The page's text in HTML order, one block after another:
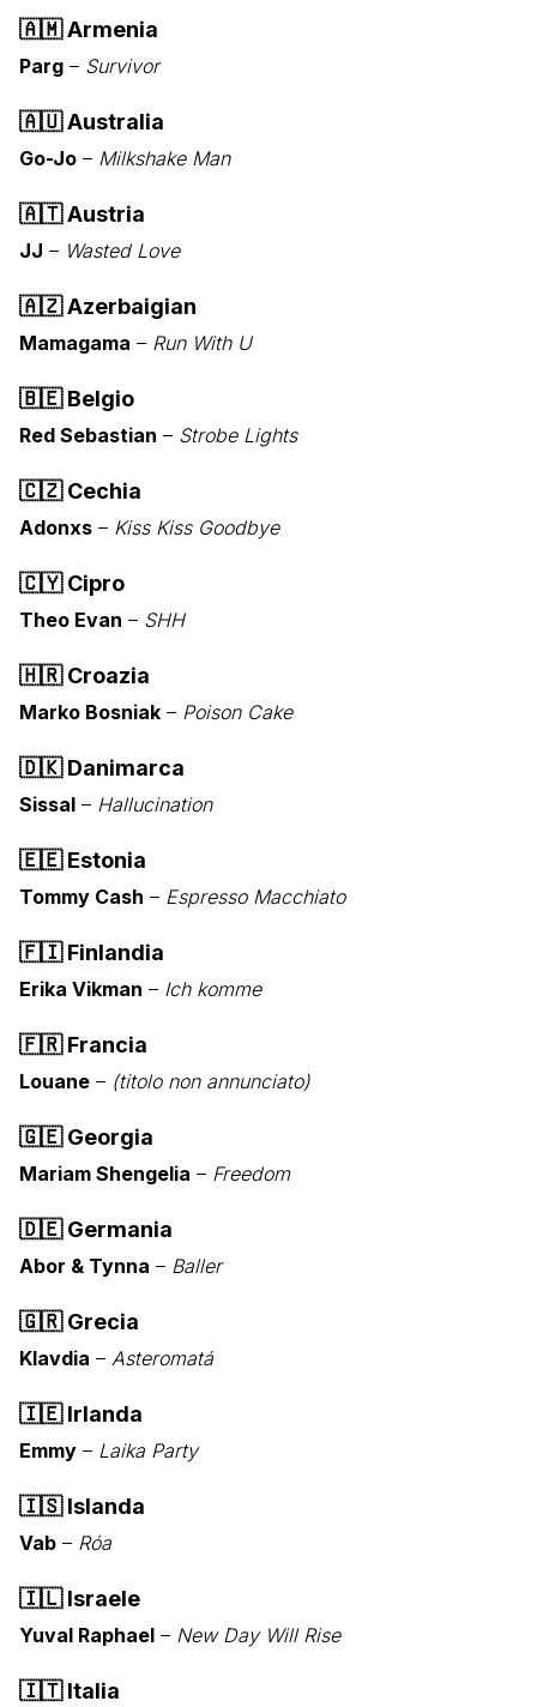
🇦🇲Armenia
Parg – Survivor
🇦🇺Australia
Go-Jo – Milkshake Man
🇦🇹Austria
JJ – Wasted Love
🇦🇿Azerbaigian
Mamagama – Run With U
🇧🇪Belgio
Red Sebastian – Strobe Lights
🇨🇿Cechia
Adonxs – Kiss Kiss Goodbye
🇨🇾Cipro
Theo Evan – SHH
🇭🇷Croazia
Marko Bosniak – Poison Cake
🇩🇰Danimarca
Sissal – Hallucination
🇪🇪Estonia
Tommy Cash – Espresso Macchiato
🇫🇮Finlandia
Erika Vikman – Ich komme
🇫🇷Francia
Louane – (titolo non annunciato)
🇬🇪Georgia
Mariam Shengelia – Freedom
🇩🇪Germania
Abor & Tynna – Baller
🇬🇷Grecia
Klavdia – Asteromatá
🇮🇪Irlanda
Emmy – Laika Party
🇮🇸Islanda
Vab – Róa
🇮🇱Israele
Yuval Raphael – New Day Will Rise
🇮🇹Italia